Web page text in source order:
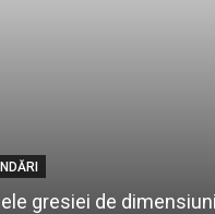
gresiei de dimensiuni